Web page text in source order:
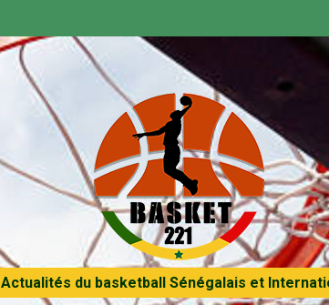
Actualités du basketball Sénégalais et